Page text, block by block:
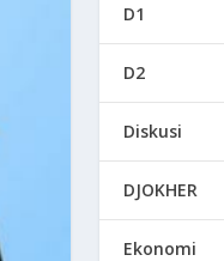
D1
D2
Diskusi
DJOKHER
Ekonomi